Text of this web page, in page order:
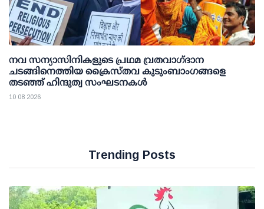
നവ സന്യാസിനികളുടെ പ്രഥമ വ്രതവാഗ്‌ദാന
ചടങ്ങിനെത്തിയ ക്രൈസ്തവ കുടുംബാംഗങ്ങളെ
തടഞ്ഞ് ഹിന്ദുത്വ സംഘടനകൾ
10 08 2026
Trending Posts